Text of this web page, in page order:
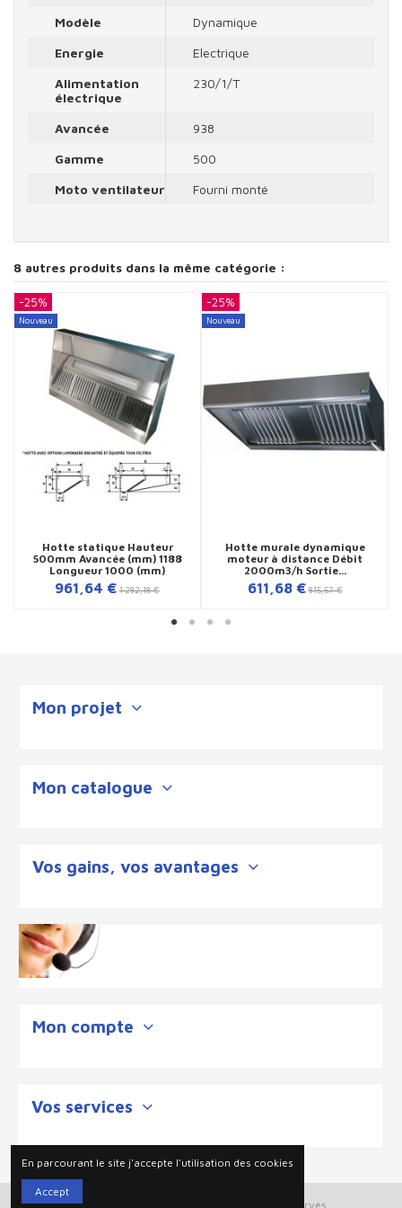
Modèle
Dynamique
Energie
Electrique
Alimentation
électrique
230/1/T
Avancée
938
Gamme
500
Moto ventilateur
Fourni monté
8 autres produits dans la même catégorie :
-25%
Nouveau
Hotte statique Hauteur
500mm Avancée (mm) 1188
Longueur 1000 (mm)
961,64 € 1 282,18 €
-25%
Nouveau
Hotte murale dynamique
moteur à distance Débit
2000m3/h Sortie...
611,68 € 815,57 €
Mon projet
Mon catalogue
Vos gains, vos avantages
Mon compte
Vos services
Plan du site | 2025 © Ouigloo tout droits reservés
En parcourant le site j'accepte l'utilisation des cookies
Accept